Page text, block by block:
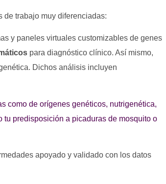
de trabajo muy diferenciadas:
y paneles virtuales customizables de genes
para diagnóstico clínico. Así mismo,
Dichos análisis incluyen
como de orígenes genéticos, nutrigenética,
predisposición a picaduras de mosquito o
apoyado y validado con los datos